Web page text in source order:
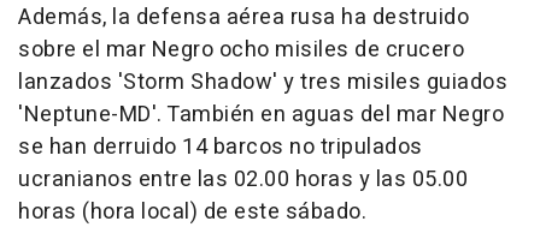
Además, la defensa aérea rusa ha destruido
sobre el mar Negro ocho misiles de crucero
lanzados 'Storm Shadow' y tres misiles guiados
'Neptune-MD'. También en aguas del mar Negro
se han derruido 14 barcos no tripulados
ucranianos entre las 02.00 horas y las 05.00
horas (hora local) de este sábado.